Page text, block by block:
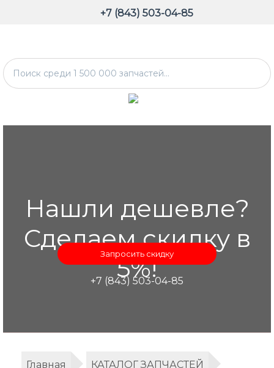
+7 (843) 503-04-85
Нашли дешевле?
Сделаем скидку в
5%!
Запросить скидку
+7 (843) 503-04-85
Главная КАТАЛОГ ЗАПЧАСТЕЙ